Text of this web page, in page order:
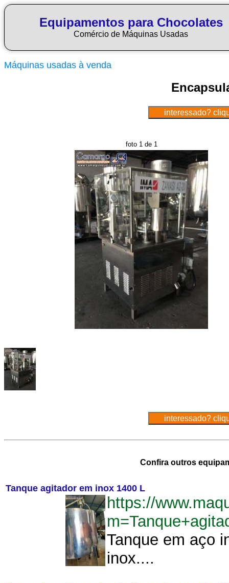
Equipamentos para Chocolates
Comércio de Máquinas Usadas
Máquinas usadas à venda
foto 1 de 1
Confira outros
Tanque agitador em inox 1400 L
https://
Tanque em aço
inox....